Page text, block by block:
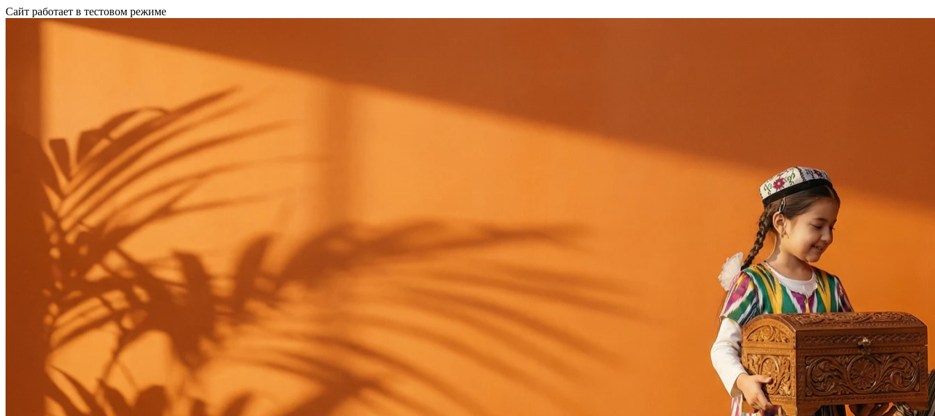
Сайт работает в тестовом режиме